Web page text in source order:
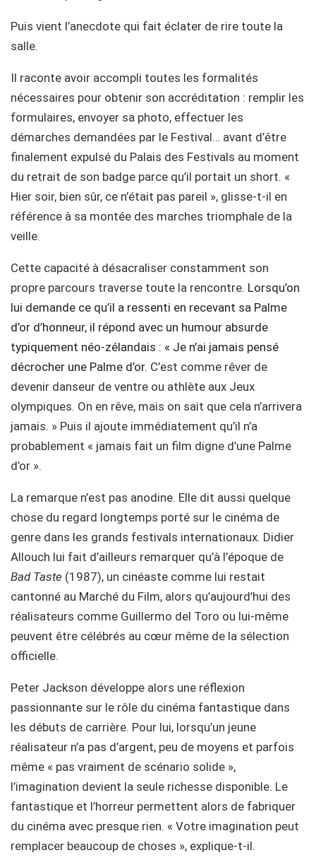
Puis vient l’anecdote qui fait éclater de rire toute la
salle.
Il raconte avoir accompli toutes les formalités
nécessaires pour obtenir son accréditation : remplir les
formulaires, envoyer sa photo, effectuer les
démarches demandées par le Festival… avant d’être
finalement expulsé du Palais des Festivals au moment
du retrait de son badge parce qu’il portait un short. «
Hier soir, bien sûr, ce n’était pas pareil », glisse-t-il en
référence à sa montée des marches triomphale de la
veille.
Cette capacité à désacraliser constamment son
propre parcours traverse toute la rencontre. Lorsqu’on
lui demande ce qu’il a ressenti en recevant sa Palme
d’or d’honneur, il répond avec un humour absurde
typiquement néo-zélandais : « Je n’ai jamais pensé
décrocher une Palme d’or. C’est comme rêver de
devenir danseur de ventre ou athlète aux Jeux
olympiques. On en rêve, mais on sait que cela n’arrivera
jamais. » Puis il ajoute immédiatement qu’il n’a
probablement « jamais fait un film digne d’une Palme
d’or ».
La remarque n’est pas anodine. Elle dit aussi quelque
chose du regard longtemps porté sur le cinéma de
genre dans les grands festivals internationaux. Didier
Allouch lui fait d’ailleurs remarquer qu’à l’époque de
Bad Taste (1987), un cinéaste comme lui restait
cantonné au Marché du Film, alors qu’aujourd’hui des
réalisateurs comme Guillermo del Toro ou lui-même
peuvent être célébrés au cœur même de la sélection
officielle.
Peter Jackson développe alors une réflexion
passionnante sur le rôle du cinéma fantastique dans
les débuts de carrière. Pour lui, lorsqu’un jeune
réalisateur n’a pas d’argent, peu de moyens et parfois
même « pas vraiment de scénario solide »,
l’imagination devient la seule richesse disponible. Le
fantastique et l’horreur permettent alors de fabriquer
du cinéma avec presque rien. « Votre imagination peut
remplacer beaucoup de choses », explique-t-il.